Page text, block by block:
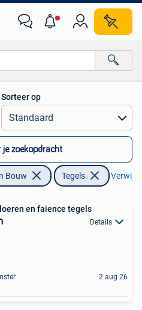
Sorteer op
je zoekopdracht
Bouw Tegels
en faience tegels
Details
2 aug 26